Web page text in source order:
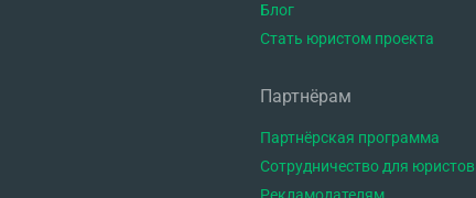
Блог
Стать юристом проекта
Партнёрам
Партнёрская программа
Сотрудничество для юристов